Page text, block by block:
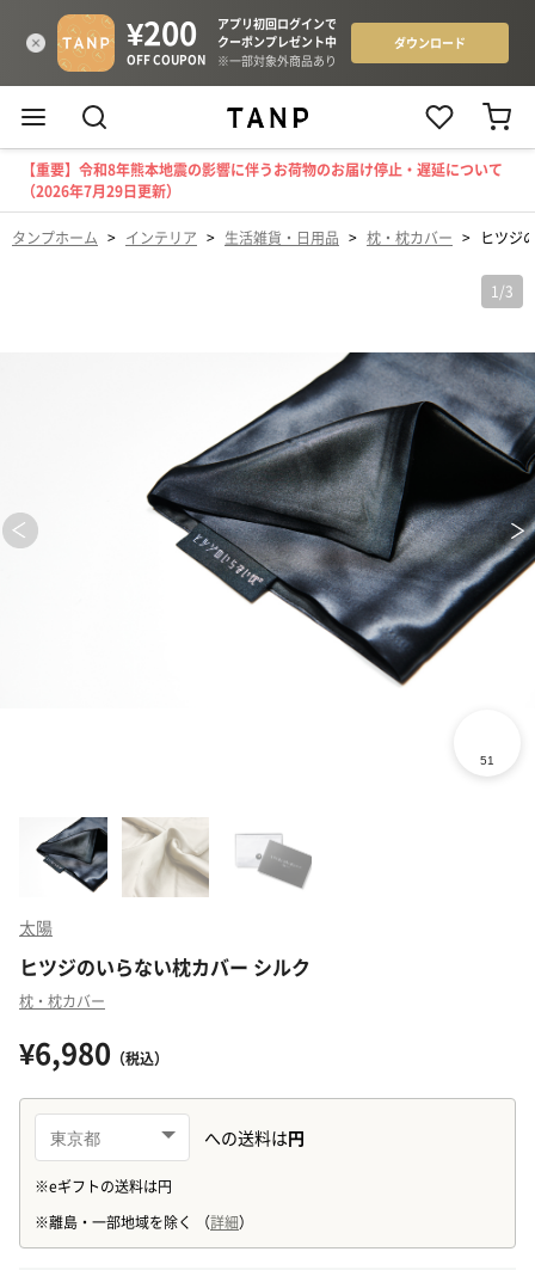
【重要】令和8年熊本地震の影響に伴うお荷物のお届け停止・遅延について
（2026年7月29日更新）
タンプホーム > インテリア > 生活雑貨・日用品 > 枕・枕カバー > ヒツジ
1 /3
太陽
ヒツジのいらない枕カバー シルク
枕・枕カバー
¥6,980 （税込）